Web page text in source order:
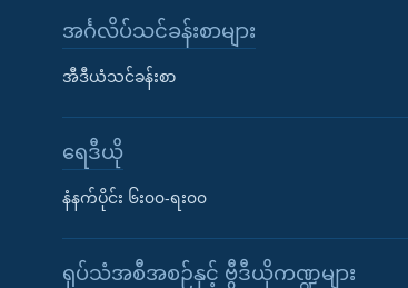
အင်္ဂလိပ်သင်ခန်းစာများ
အီဒီယံသင်ခန်းစာ
ရေဒီယို
နံနက်ပိုင်း ၆း၀၀-ရး၀၀
ရုပ်သံအစီအစဉ်နှင့် ဗွီဒီယိုကဏ္ဍများ